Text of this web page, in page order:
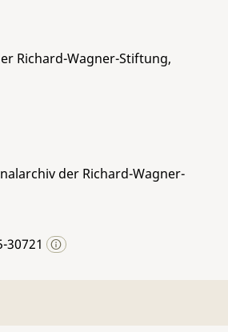
Richard-Wagner-Stiftung,
der Richard-Wagner-
30721